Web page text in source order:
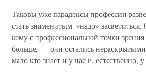
Таковы уже парадоксы профессии
стать знаменитым, «надо» засветиться.
кому с профессиональной точки зрения
больше, — они остались
мало кто знает и у нас и, естественно,